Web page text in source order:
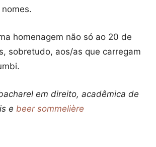
homenagem não só ao 20 de
sobretudo, aos/as que carregam
em direito, acadêmica de
e beer sommelière